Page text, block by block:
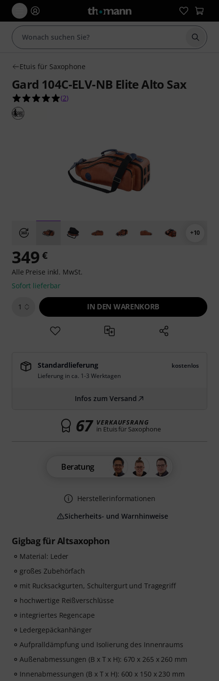
Suche
Etuis für Saxophone
Gard 104C-ELV-NB Elite Alto Sax
5.0 von 5 Sternen aus 2 Kundenbewertungen
(2)
+10
Gigbag für Altsaxophon
Material: Leder
großes Zubehörfach
mit Rucksackgurten, Schultergurt und Tragegriff
hochwertige Reißverschlüsse
integriertes Regencape
Ledergepäckanhänger
Aufpralldämpfung und Isolierung des Innenraums
Außenabmessungen (B x T x H): 670 x 265 x 260 mm
Innenabmessungen (B x T x H): 600 x 150 x 230 mm
349 €
Alle Preise inkl. MwSt.
Sofort lieferbar
1 IN DEN WARENKORB
Standardlieferung
kostenlos
Lieferung in ca. 1-3 Werktagen
Infos zum Versand
67 VERKAUFSRANG
in Etuis für Saxophone
Beratung
Herstellerinformationen
Sicherheits- und Warnhinweise